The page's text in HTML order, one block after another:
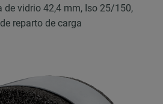
de vidrio 42,4 mm, Iso 25/150,
reparto de carga